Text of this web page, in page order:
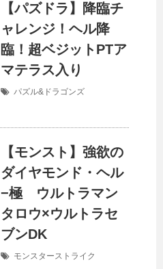
【パズドラ】降臨チ
ャレンジ！ヘル降
臨！超ベジットPTア
マテラス入り
パズル&ドラゴンズ
【モンスト】強欲の
ダイヤモンド・ヘル
−極 ウルトラマン
タロウ×ウルトラセ
ブンDK
モンスターストライク